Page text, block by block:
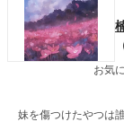
お気
妹を傷つけたやつは誰